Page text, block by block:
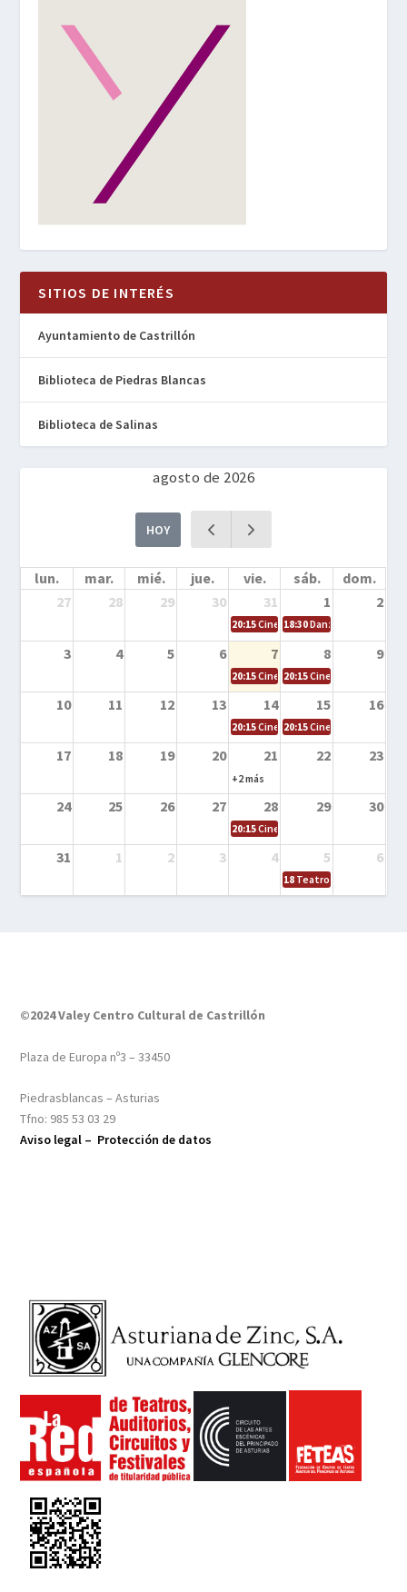
SITIOS DE INTERÉS
Ayuntamiento de Castrillón
Biblioteca de Piedras Blancas
Biblioteca de Salinas
agosto de 2026
HOY
lun. mar. mié. jue. vie. sáb.
dom.
27
28 29 30 31 1 2
20:15Cine en la calle – Cómo
18:30Danza – Cita en el
3 4 5 6 7 8 9
20:15Cine en la calle – El niño y la
20:15Cine en la calle –
10 11 12 13 14 15 16
20:15Cine en la calle – Tortugas
20:15Cine en la calle –
17 18 19 20 21 22 23
+2 más
24 25 26 27 28 29 30
20:15Cine en el calle – Tintín y el
31 1 2 3 4 5 6
18 Teatro – Tres
©2024 Valey Centro Cultural de Castrillón
Plaza de Europa nº3 – 33450
Piedrasblancas – Asturias
Tfno: 985 53 03 29
Aviso legal – Protección de datos